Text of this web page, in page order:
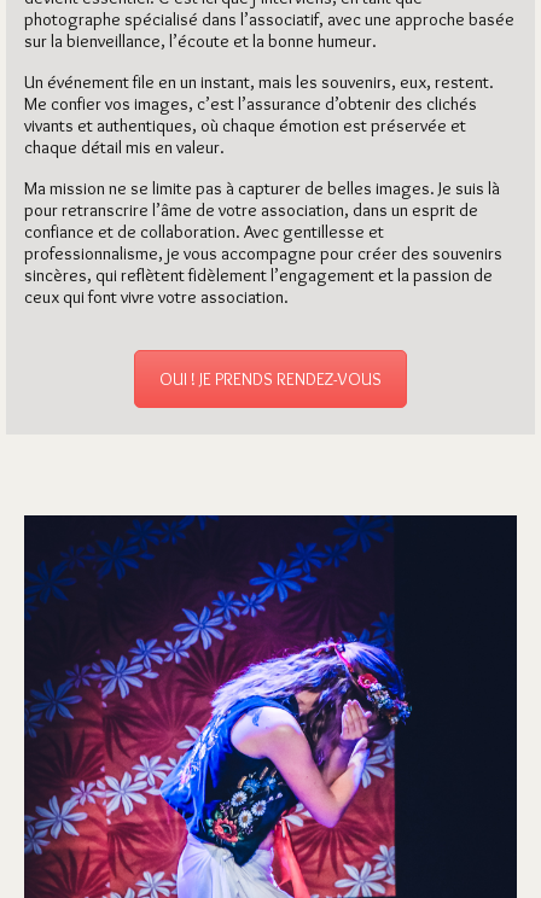
photographe spécialisé dans l’associatif, avec une approche basée
sur la bienveillance, l’écoute et la bonne humeur.
Un événement file en un instant, mais les souvenirs, eux, restent.
Me confier vos images, c’est l’assurance d’obtenir des clichés
vivants et authentiques, où chaque émotion est préservée et
chaque détail mis en valeur.
Ma mission ne se limite pas à capturer de belles images. Je suis là
pour retranscrire l’âme de votre association, dans un esprit de
confiance et de collaboration. Avec gentillesse et
professionnalisme, je vous accompagne pour créer des souvenirs
sincères, qui reflètent fidèlement l’engagement et la passion de
ceux qui font vivre votre association.
OUI ! JE PRENDS RENDEZ-VOUS